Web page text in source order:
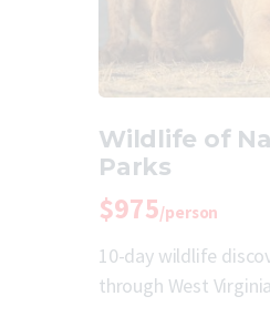
Wildlife of
Parks
$975/person
10-day wildlife
through West